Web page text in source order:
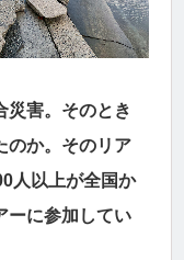
災害。そのとき
のか。そのリア
人以上が全国か
ーに参加してい